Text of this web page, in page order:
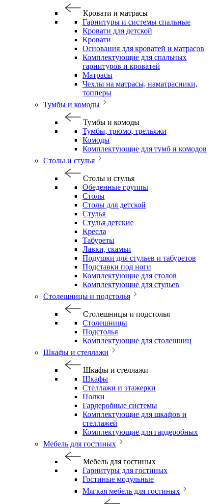
Кровати и матрасы
Гарнитуры и системы спальные
Кровати для детской
Кровати
Основания для кроватей и матрасов
Комплектующие для спальных
гарнитуров и кроватей
Матрасы
Чехлы на матрасы, наматрасники,
топперы
Тумбы и комоды
Тумбы и комоды
Тумбы, трюмо, трельяжи
Комоды
Комплектующие для тумб и комодов
Столы и стулья
Столы и стулья
Обеденные группы
Столы
Столы для детской
Стулья
Стулья детские
Кресла
Табуреты
Лавки, скамьи
Подушки для стульев и табуретов
Подставки под ноги
Комплектующие для столов
Комплектующие для стульев
Столешницы и подстолья
Столешницы и подстолья
Столешницы
Подстолья
Комплектующие для столешниц
Шкафы и стеллажи
Шкафы и стеллажи
Шкафы
Стеллажи и этажерки
Полки
Гардеробные системы
Комплектующие для шкафов и
стеллажей
Комплектующие для гардеробных
Мебель для гостиных
Мебель для гостиных
Гарнитуры для гостиных
Гостиные модульные
Мягкая мебель для гостиных